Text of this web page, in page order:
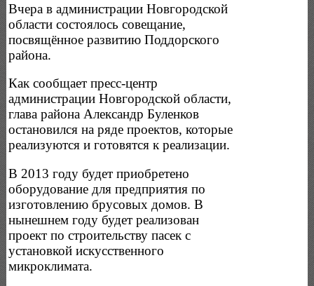
Вчера в администрации Новгородской
области состоялось совещание,
посвящённое развитию Поддорского
района.
Как сообщает пресс-центр
администрации Новгородской области,
глава района Александр Буленков
остановился на ряде проектов, которые
реализуются и готовятся к реализации.
В 2013 году будет приобретено
оборудование для предприятия по
изготовлению брусовых домов. В
нынешнем году будет реализован
проект по строительству пасек с
установкой искусственного
микроклимата.